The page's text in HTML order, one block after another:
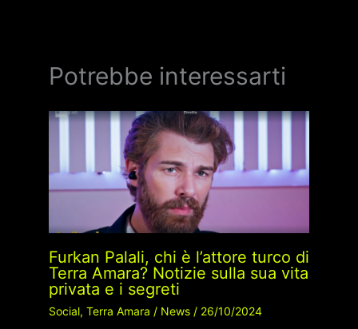
Potrebbe interessarti
Furkan Palali, chi è l’attore turco di
Terra Amara? Notizie sulla sua vita
privata e i segreti
Social, Terra Amara / News/ 26/10/2024